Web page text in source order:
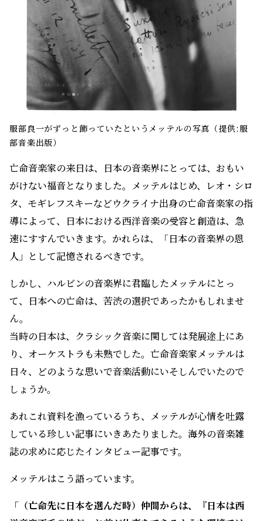
服部良一がずっと飾っていたというメッテルの写真（提供:服
部音楽出版）
亡命音楽家の来日は、日本の音楽界にとっては、おもい
がけない福音となりました。メッテルはじめ、レオ・シロ
タ、モギレフスキーなどウクライナ出身の亡命音楽家の指
導によって、日本における西洋音楽の受容と創造は、急
速にすすんでいきます。かれらは、「日本の音楽界の恩
人」として記憶されるべきです。
しかし、ハルビンの音楽界に君臨したメッテルにとっ
て、日本への亡命は、苦渋の選択であったかもしれませ
ん。
当時の日本は、クラシック音楽に関しては発展途上にあ
り、オーケストラも未熟でした。亡命音楽家メッテルは
日々、どのような思いで音楽活動にいそしんでいたので
しょうか。
あれこれ資料を漁っているうち、メッテルが心情を吐露
している珍しい記事にいきあたりました。海外の音楽雑
誌の求めに応じたインタビュー記事です。
メッテルはこう語っています。
「（亡命先に日本を選んだ時）仲間からは、『日本は西